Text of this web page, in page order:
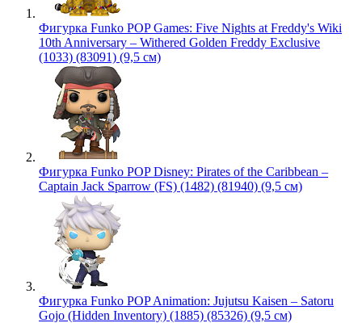
Фигурка Funko POP Games: Five Nights at Freddy's Wiki
10th Anniversary – Withered Golden Freddy Exclusive
(1033) (83091) (9,5 см)
Фигурка Funko POP Disney: Pirates of the Caribbean –
Captain Jack Sparrow (FS) (1482) (81940) (9,5 см)
Фигурка Funko POP Animation: Jujutsu Kaisen – Satoru
Gojo (Hidden Inventory) (1885) (85326) (9,5 см)